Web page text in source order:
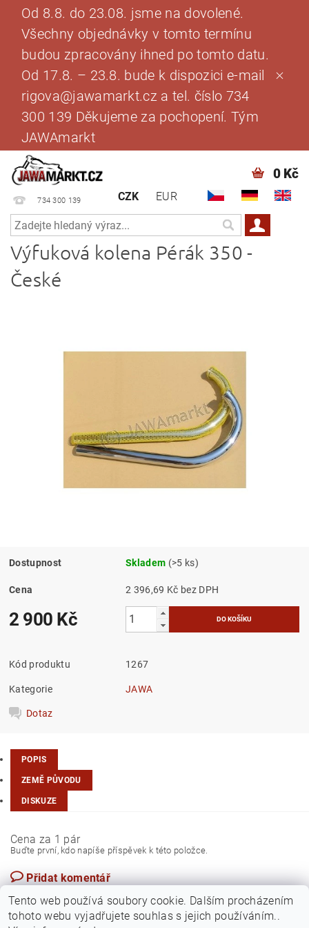
Od 8.8. do 23.08. jsme na dovolené.
Všechny objednávky v tomto termínu
budou zpracovány ihned po tomto datu.
Od 17.8. – 23.8. bude k dispozici e-mail
rigova@jawamarkt.cz a tel. číslo 734
300 139 Děkujeme za pochopení. Tým
JAWAmarkt
734 300 139 CZK EUR
0 Kč
Výfuková kolena Pérák 350 -
České
Dostupnost Skladem (>5 ks)
Cena 2 396,69 Kč bez DPH
2 900 Kč
Kód produktu 1267
Kategorie JAWA
Dotaz
POPIS
ZEMĚ PŮVODU
DISKUZE
Cena za 1 pár
Buďte první, kdo napíše příspěvek k této položce.
Přidat komentář
Tento web používá soubory cookie. Dalším procházením
tohoto webu vyjadřujete souhlas s jejich používáním..